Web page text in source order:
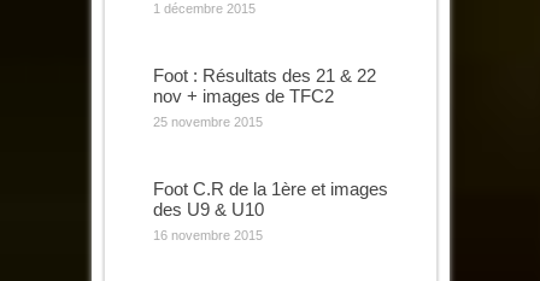
1 décembre 2015
Foot : Résultats des 21 & 22
nov + images de TFC2
25 novembre 2015
Foot C.R de la 1ère et images
des U9 & U10
16 novembre 2015